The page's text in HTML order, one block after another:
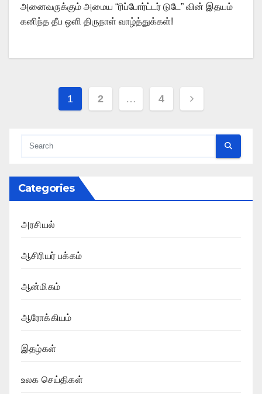
அனைவருக்கும் அமைய “ரிப்போர்ட்டர் டுடே” வின் இதயம்
கனிந்த தீப ஒளி திருநாள் வாழ்த்துக்கள்!
Posts
1 2 … 4
Categories
அரசியல்
ஆசிரியர் பக்கம்
ஆன்மிகம்
ஆரோக்கியம்
இதழ்கள்
உலக செய்திகள்